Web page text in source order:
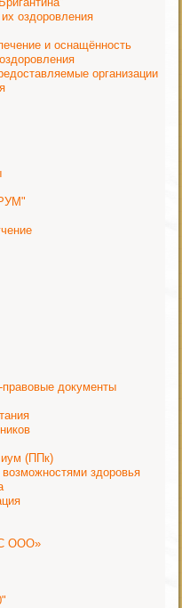
оздоровления
и оснащённость
организации
документы
(ППк)
здоровья
ООО»